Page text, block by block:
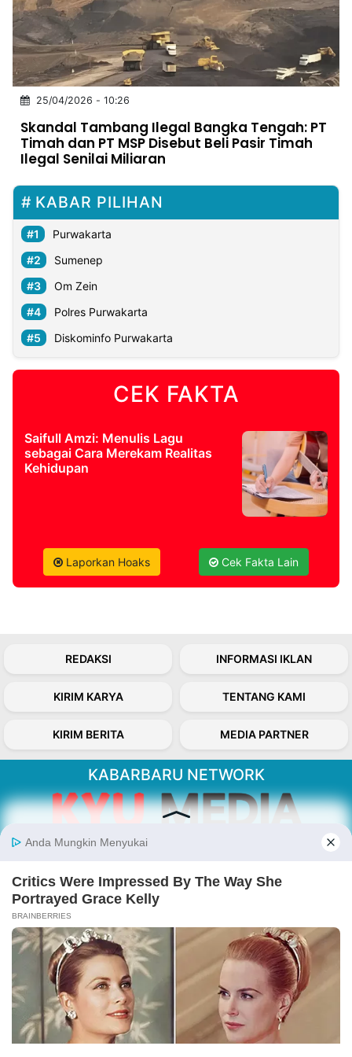
INDONESIA
Partner
NTB
Time
IDN
Jogja
Rakyat
News
Notice
Baru
Kabarbaru
Kabarbaru
25/04/2026 - 10:26
Skandal Tambang Ilegal Bangka Tengah: PT
Timah dan PT MSP Disebut Beli Pasir Timah
Ilegal Senilai Miliaran
KABAR PILIHAN
Purwakarta
Sumenep
Om Zein
Polres Purwakarta
Diskominfo Purwakarta
CEK FAKTA
Saifull Amzi: Menulis Lagu
sebagai Cara Merekam Realitas
Kehidupan
Laporkan Hoaks Cek Fakta Lain
REDAKSI INFORMASI IKLAN
KIRIM KARYA TENTANG KAMI
KIRIM BERITA MEDIA PARTNER
KABARBARU NETWORK
Kabarbaru.co menyajikan berita aktual dan
inspiratif dari sudut pandang berbaik sangka
Follow Kabarbaru